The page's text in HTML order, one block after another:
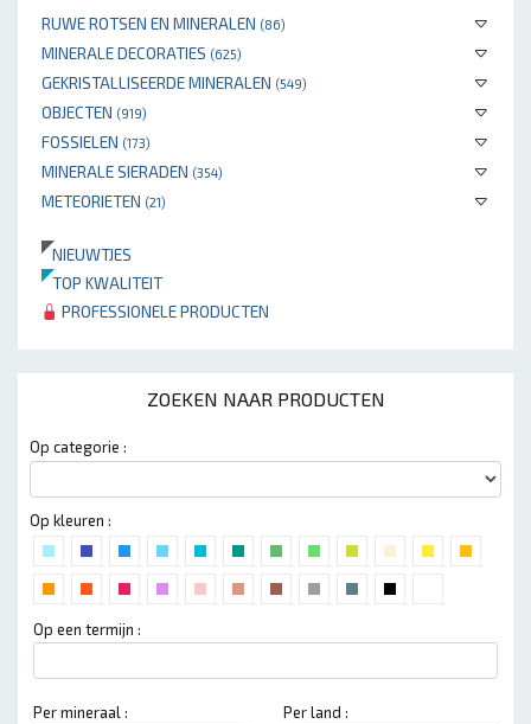
RUWE ROTSEN EN MINERALEN (86)
MINERALE DECORATIES (625)
GEKRISTALLISEERDE MINERALEN (549)
OBJECTEN (919)
FOSSIELEN (173)
MINERALE SIERADEN (354)
METEORIETEN (21)
NIEUWTJES
TOP KWALITEIT
PROFESSIONELE PRODUCTEN
ZOEKEN NAAR PRODUCTEN
Op categorie :
Op kleuren :
Op een termijn :
Per mineraal : Per land :